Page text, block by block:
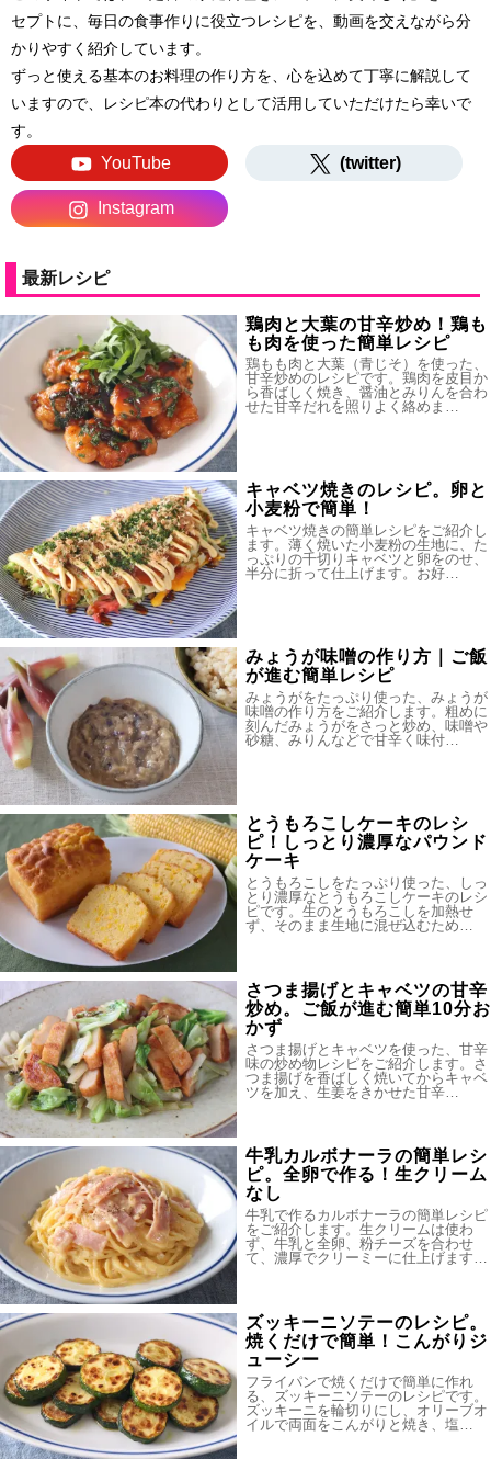
セプトに、毎日の食事作りに役立つレシピを、動画を交えながら分
かりやすく紹介しています。
ずっと使える基本のお料理の作り方を、心を込めて丁寧に解説して
いますので、レシピ本の代わりとして活用していただけたら幸いで
す。
YouTube (twitter)
Instagram
最新レシピ
鶏肉と大葉の甘辛炒め！鶏も
も肉を使った簡単レシピ
鶏もも肉と大葉（青じそ）を使った、
甘辛炒めのレシピです。鶏肉を皮目か
ら香ばしく焼き、醤油とみりんを合わ
せた甘辛だれを照りよく絡めま…
キャベツ焼きのレシピ。卵と
小麦粉で簡単！
キャベツ焼きの簡単レシピをご紹介し
ます。薄く焼いた小麦粉の生地に、た
っぷりの千切りキャベツと卵をのせ、
半分に折って仕上げます。お好…
みょうが味噌の作り方｜ご飯
が進む簡単レシピ
みょうがをたっぷり使った、みょうが
味噌の作り方をご紹介します。粗めに
刻んだみょうがをさっと炒め、味噌や
砂糖、みりんなどで甘辛く味付…
とうもろこしケーキのレシ
ピ！しっとり濃厚なパウンド
ケーキ
とうもろこしをたっぷり使った、しっ
とり濃厚なとうもろこしケーキのレシ
ピです。生のとうもろこしを加熱せ
ず、そのまま生地に混ぜ込むため…
さつま揚げとキャベツの甘辛
炒め。ご飯が進む簡単10分お
かず
さつま揚げとキャベツを使った、甘辛
味の炒め物レシピをご紹介します。さ
つま揚げを香ばしく焼いてからキャベ
ツを加え、生姜をきかせた甘辛…
牛乳カルボナーラの簡単レシ
ピ。全卵で作る！生クリーム
なし
牛乳で作るカルボナーラの簡単レシピ
をご紹介します。生クリームは使わ
ず、牛乳と全卵、粉チーズを合わせ
て、濃厚でクリーミーに仕上げます…
ズッキーニソテーのレシピ。
焼くだけで簡単！こんがりジ
ューシー
フライパンで焼くだけで簡単に作れ
る、ズッキーニソテーのレシピです。
ズッキーニを輪切りにし、オリーブオ
イルで両面をこんがりと焼き、塩…